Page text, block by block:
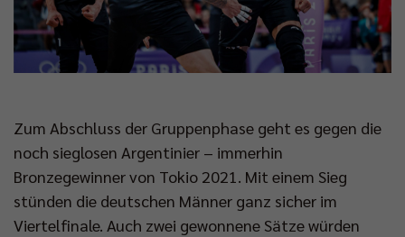
Zum Abschluss der Gruppenphase geht es gegen die
noch sieglosen Argentinier – immerhin
Bronzegewinner von Tokio 2021. Mit einem Sieg
stünden die deutschen Männer ganz sicher im
Viertelfinale. Auch zwei gewonnene Sätze würden